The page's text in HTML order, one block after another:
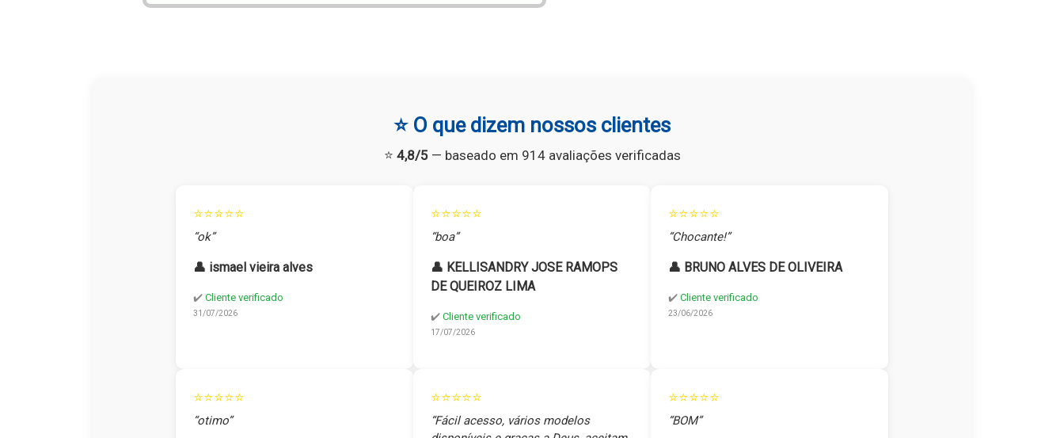
⭐ O que dizem nossos clientes
⭐ 4,8/5— baseado em 914 avaliações verificadas
⭐⭐⭐⭐⭐
“ok”
👤 ismael vieira alves
✔️ Cliente verificado
31/07/2026
⭐⭐⭐⭐⭐
“boa”
👤 KELLISANDRY JOSE RAMOPS
DE QUEIROZ LIMA
✔️ Cliente verificado
17/07/2026
⭐⭐⭐⭐⭐
“Chocante!”
👤 BRUNO ALVES DE OLIVEIRA
✔️ Cliente verificado
23/06/2026
⭐⭐⭐⭐⭐
“otimo”
⭐⭐⭐⭐⭐
“Fácil acesso, vários modelos
⭐⭐⭐⭐⭐
“BOM”